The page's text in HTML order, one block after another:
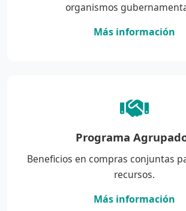
organismos
Más información
Programa
Beneficios en compras conjuntas
recursos.
Más información